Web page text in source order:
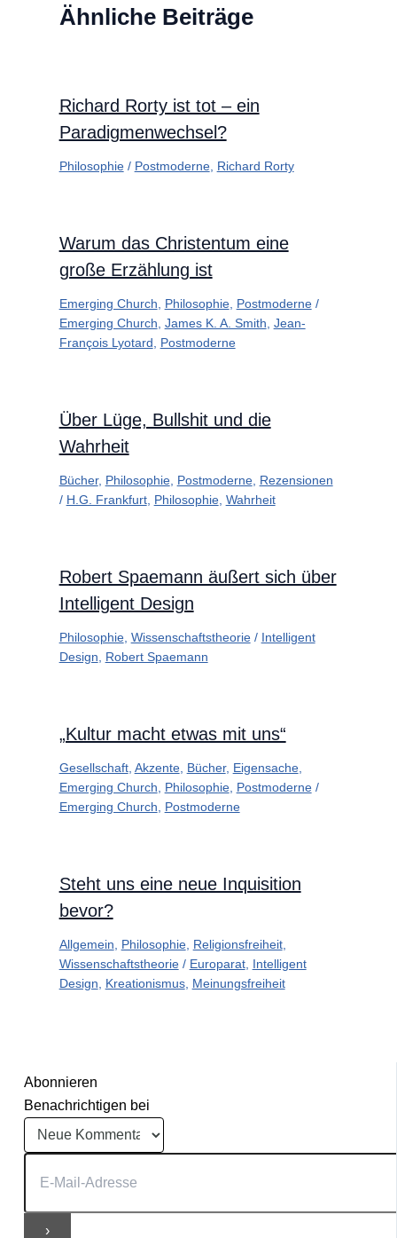
Ähnliche Beiträge
Richard Rorty ist tot – ein
Paradigmenwechsel?
Philosophie/ Postmoderne, Richard Rorty
Warum das Christentum eine
große Erzählung ist
Emerging Church, Philosophie, Postmoderne/
Emerging Church, James K. A. Smith, Jean-
François Lyotard, Postmoderne
Über Lüge, Bullshit und die
Wahrheit
Bücher, Philosophie, Postmoderne, Rezensionen
/ H.G. Frankfurt, Philosophie, Wahrheit
Robert Spaemann äußert sich über
Intelligent Design
Philosophie, Wissenschaftstheorie/ Intelligent
Design, Robert Spaemann
„Kultur macht etwas mit uns“
Gesellschaft, Akzente, Bücher, Eigensache,
Emerging Church, Philosophie, Postmoderne/
Emerging Church, Postmoderne
Steht uns eine neue Inquisition
bevor?
Allgemein, Philosophie, Religionsfreiheit,
Wissenschaftstheorie/ Europarat, Intelligent
Design, Kreationismus, Meinungsfreiheit
Abonnieren
Benachrichtigen bei